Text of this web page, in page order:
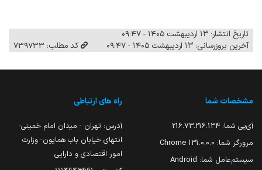
تاریخ انتشار: ۱۳ اردیبهشت ۱۴۰۵ - ۰۹:۴۷
آخرین بروزرسانی: ۱۳ اردیبهشت ۱۴۰۵ - ۰۹:۴۷
کد مطلب: 739733
مشخصات شما
آی‌پی شما: 216.73.216.134
مرورگر شما: 131.0.0.0 Chrome
سیستم‌عامل شما: Android
راه های ارتباطی
آدرس: تهران - میدان امام خمینی-
انتهای خیابان باب همایون- وزارت
امور اقتصادی و دارایی